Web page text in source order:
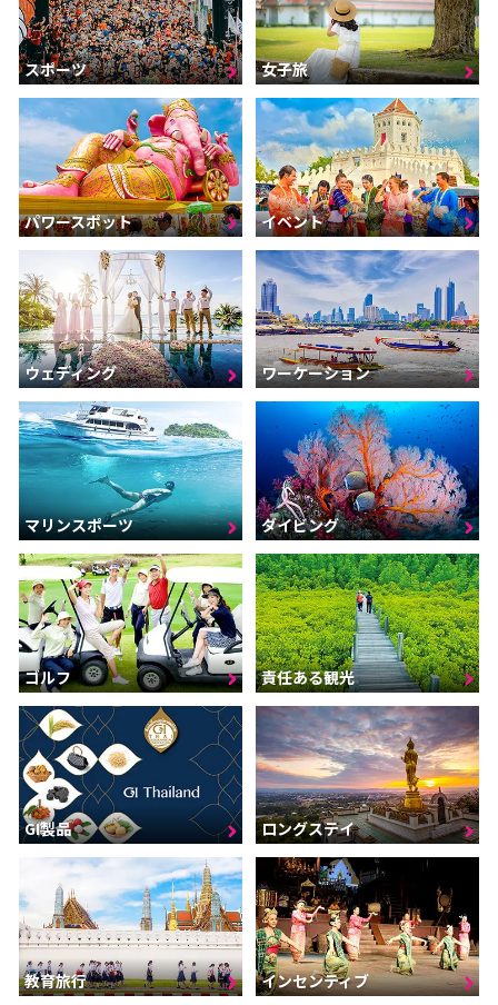
スポーツ 女子旅
パワースポット イベント
ウェディング ワーケーション
マリンスポーツ ダイビング
ゴルフ 責任ある観光
GI製品 ロングステイ
教育旅行 インセンティブ